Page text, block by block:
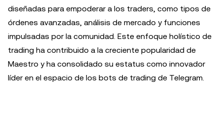
diseñadas para empoderar a los traders, como tipos de
órdenes avanzadas, análisis de mercado y funciones
impulsadas por la comunidad. Este enfoque holístico de
trading ha contribuido a la creciente popularidad de
Maestro y ha consolidado su estatus como innovador
líder en el espacio de los bots de trading de Telegram.